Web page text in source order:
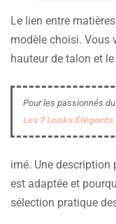
Le lien entre
modèle choisi. Vous
hauteur de talon et
Pour les passionnés
Les 7 Looks Élégants
imé. Une description
est adaptée et
sélection pratique